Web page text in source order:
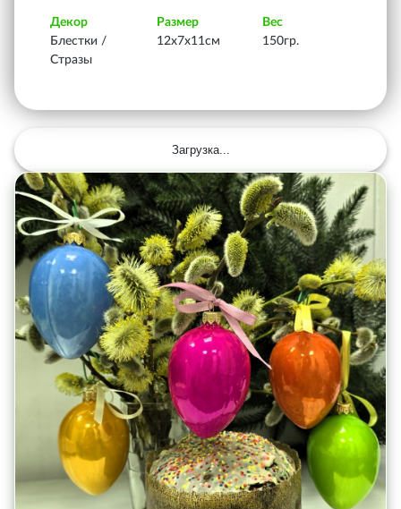
Декор
Блестки /
Стразы
Размер
12х7х11см
Вес
150гр.
Загрузка...